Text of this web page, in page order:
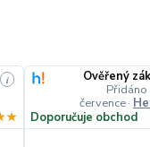
i Ověřený
Přidáno
července·
Doporučuje obchod